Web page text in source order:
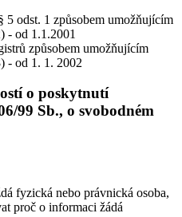
5 odst. 1 způsobem umožňujícím
- od 1.1.2001
způsobem umožňujícím
- od 1. 1. 2002
o poskytnutí
99 Sb., o svobodném
fyzická nebo právnická osoba,
proč o informaci žádá